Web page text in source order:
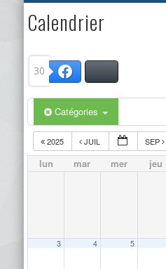
Calendrier
30
Catégories
2025 JUIL SEP
lun mar mer jeu
3 4 5